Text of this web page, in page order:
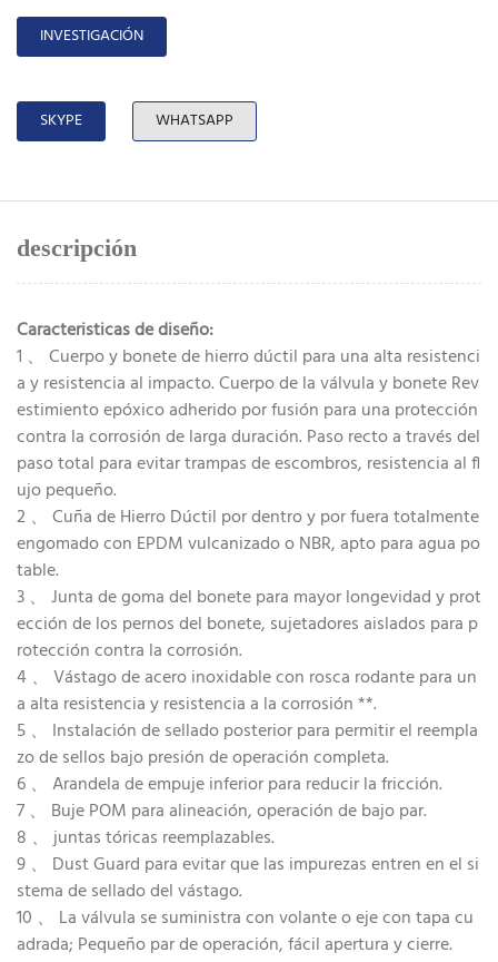
INVESTIGACIÓN
SKYPE WHATSAPP
descripción
Caracteristicas de diseño:
1 、 Cuerpo y bonete de hierro dúctil para una alta resistenci
a y resistencia al impacto. Cuerpo de la válvula y bonete Rev
estimiento epóxico adherido por fusión para una protección
contra la corrosión de larga duración. Paso recto a través del
paso total para evitar trampas de escombros, resistencia al fl
ujo pequeño.
2 、 Cuña de Hierro Dúctil por dentro y por fuera totalmente
engomado con EPDM vulcanizado o NBR, apto para agua po
table.
3 、 Junta de goma del bonete para mayor longevidad y prot
ección de los pernos del bonete, sujetadores aislados para p
rotección contra la corrosión.
4 、 Vástago de acero inoxidable con rosca rodante para un
a alta resistencia y resistencia a la corrosión **.
5 、 Instalación de sellado posterior para permitir el reempla
zo de sellos bajo presión de operación completa.
6 、 Arandela de empuje inferior para reducir la fricción.
7 、 Buje POM para alineación, operación de bajo par.
8 、 juntas tóricas reemplazables.
9 、 Dust Guard para evitar que las impurezas entren en el si
stema de sellado del vástago.
10 、 La válvula se suministra con volante o eje con tapa cu
adrada; Pequeño par de operación, fácil apertura y cierre.